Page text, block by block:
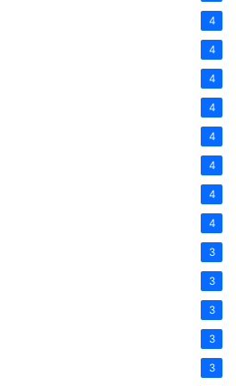
4
4
4
4
4
4
4
4
3
3
3
3
3